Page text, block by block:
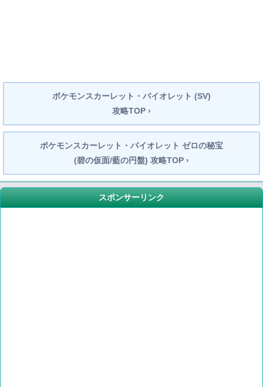
ポケモンスカーレット・バイオレット (SV)
攻略TOP ›
ポケモンスカーレット・バイオレット ゼロの秘宝
(碧の仮面/藍の円盤) 攻略TOP ›
スポンサーリンク